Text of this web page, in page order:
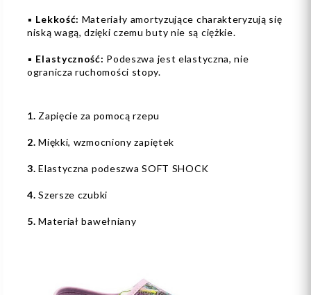
▪️ Lekkość: Materiały amortyzujące charakteryzują się
niską wagą, dzięki czemu buty nie są ciężkie.
▪️ Elastyczność: Podeszwa jest elastyczna, nie
ogranicza ruchomości stopy.
1. Zapięcie za pomocą rzepu
2. Miękki, wzmocniony zapiętek
3.Elastyczna podeszwa SOFT SHOCK
4. Szersze czubki
5.Materiał bawełniany